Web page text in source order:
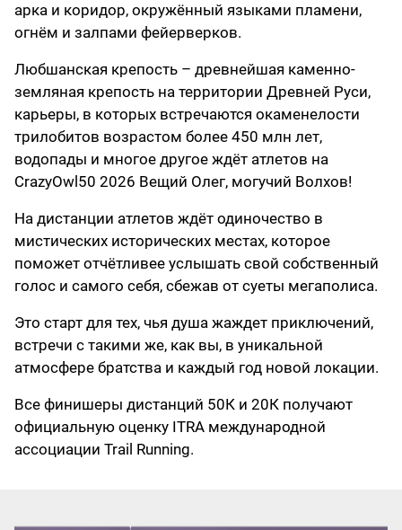
арка и коридор, окружённый языками пламени,
огнём и залпами фейерверков.
Любшанская крепость – древнейшая каменно-
земляная крепость на территории Древней Руси,
карьеры, в которых встречаются окаменелости
трилобитов возрастом более 450 млн лет,
водопады и многое другое ждёт атлетов на
CrazyOwl50 2026 Вещий Олег, могучий Волхов!
На дистанции атлетов ждёт одиночество в
мистических исторических местах, которое
поможет отчётливее услышать свой собственный
голос и самого себя, сбежав от суеты мегаполиса.
Это старт для тех, чья душа жаждет приключений,
встречи с такими же, как вы, в уникальной
атмосфере братства и каждый год новой локации.
Все финишеры дистанций 50К и 20К получают
официальную оценку ITRA международной
ассоциации Trail Running.